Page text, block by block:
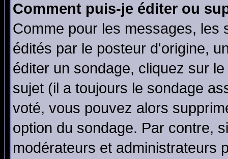
Comment puis-je éditer ou
Comme pour les messages, les
édités par le posteur d'origine,
éditer un sondage, cliquez sur
sujet (il a toujours le sondage
voté, vous pouvez alors
option du sondage. Par contre,
modérateurs et administrateurs